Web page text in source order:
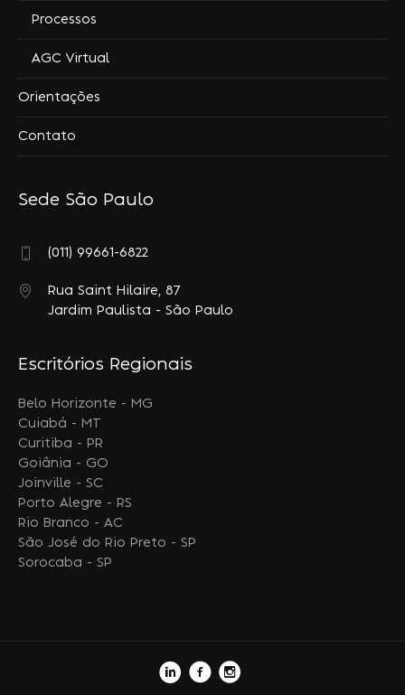
Processos
AGC Virtual
Orientações
Contato
Sede São Paulo
(011) 99661-6822
Rua Saint Hilaire, 87
Jardim Paulista - São Paulo
Escritórios Regionais
Belo Horizonte - MG
Cuiabá - MT
Curitiba - PR
Goiânia - GO
Joinville - SC
Porto Alegre - RS
Rio Branco - AC
São José do Rio Preto - SP
Sorocaba - SP